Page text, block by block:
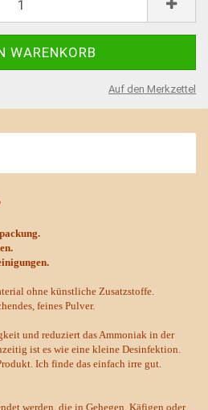
Auf den Merkzettel
ohne künstliche Zusatzstoffe.
feines Pulver.
und reduziert das Ammoniak in der
ist es wie eine kleine Desinfektion.
Ich finde das einfach irre gut.
werden, die in Gehegen, Käfigen oder